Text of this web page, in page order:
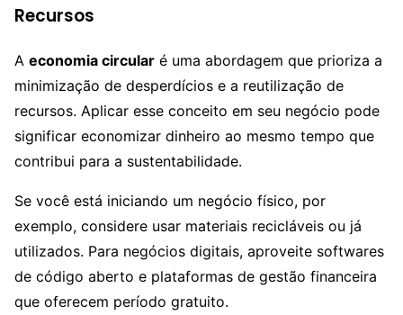
Recursos
A economia circular é uma abordagem que prioriza a
minimização de desperdícios e a reutilização de
recursos. Aplicar esse conceito em seu negócio pode
significar economizar dinheiro ao mesmo tempo que
contribui para a sustentabilidade.
Se você está iniciando um negócio físico, por
exemplo, considere usar materiais recicláveis ou já
utilizados. Para negócios digitais, aproveite softwares
de código aberto e plataformas de gestão financeira
que oferecem período gratuito.